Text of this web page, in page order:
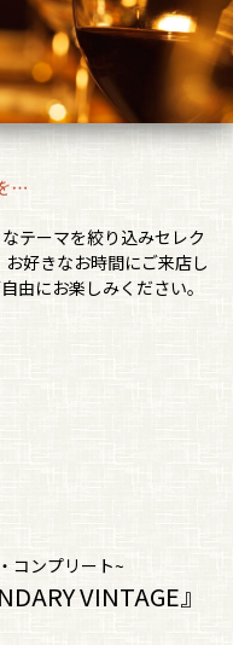
テーマを絞り込みセレク
好きなお時間にご来店し
由にお楽しみください。
コンプリート~
VINTAGE』